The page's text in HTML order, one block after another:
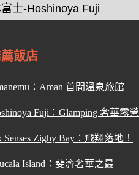
飯店
：Aman 首間溫泉旅館
Fuji：Glamping 奢華露營
Senses Zighy Bay：飛翔落地！
Island：斐濟奢華之最